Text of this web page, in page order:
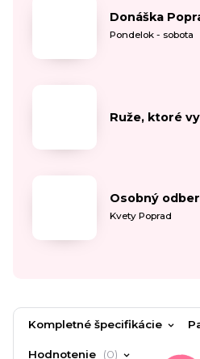
Donáška
Pondelok - sobota
Ruže, ktoré
Osobný odber
Kvety Poprad
Kompletné špecifikácie
Hodnotenie 0